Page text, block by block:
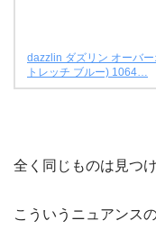
dazzlin ダズリン オーバ
トレッチ ブルー) 1064…
全く同じものは見つ
こういうニュアンス